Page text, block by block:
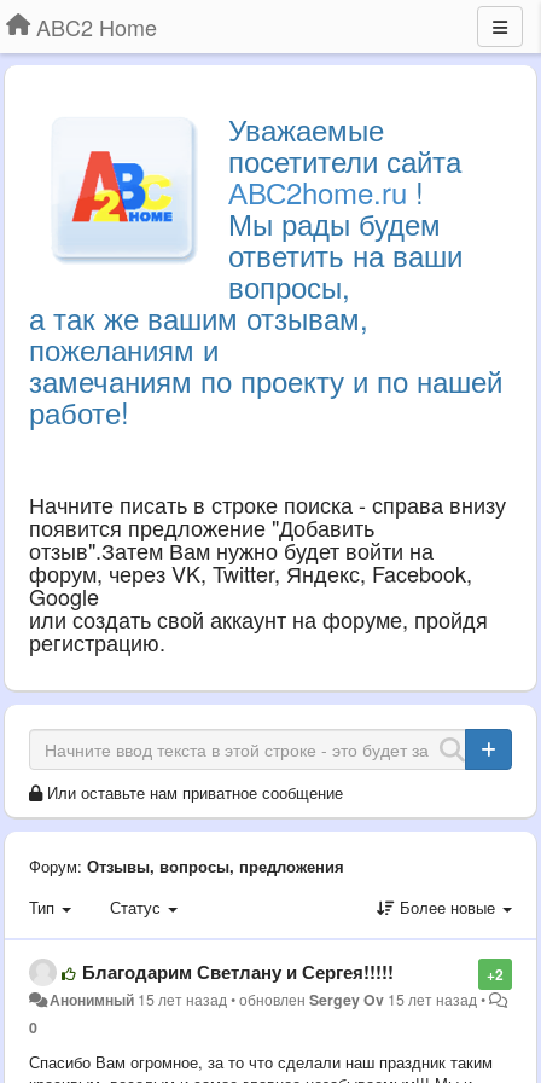
ABC2 Home
Уважаемые
посетители сайта
АВС2home.ru !
Мы рады будем
ответить на ваши
вопросы,
а так же вашим отзывам,
пожеланиям и
замечаниям по проекту и по нашей
работе!
Начните писать в строке поиска - справа внизу
появится предложение "Добавить
отзыв".Затем Вам нужно будет войти на
форум, через VK, Twitter, Яндекс, Facebook,
Google
или создать свой аккаунт на форуме, пройдя
регистрацию.
Или оставьте нам приватное сообщение
Форум: Отзывы, вопросы, предложения
Тип
Статус Более новые
+2
Благодарим Светлану и Сергея!!!!!
Анонимный 15 лет назад•обновленSergey Ov 15 лет назад•
0
Спасибо Вам огромное, за то что сделали наш праздник таким